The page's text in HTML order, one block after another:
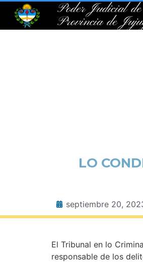
Poder Judicial
Provincia de
LO
septiembre 20,
El Tribunal en lo
responsable de los